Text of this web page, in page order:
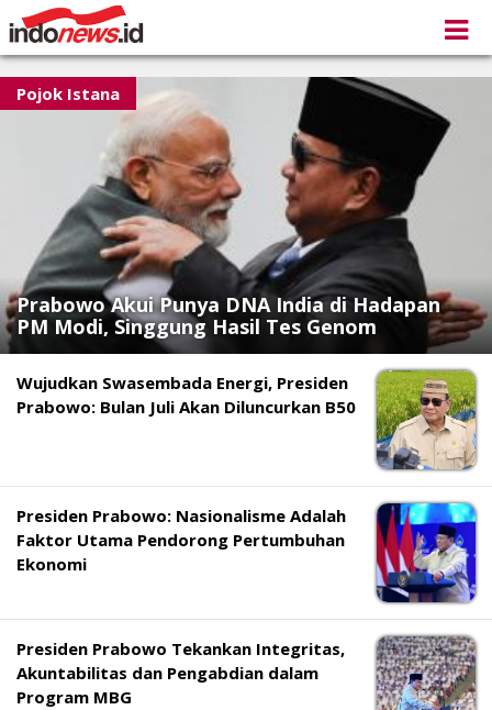
Pojok Istana
Prabowo Akui Punya DNA India di Hadapan
PM Modi, Singgung Hasil Tes Genom
Wujudkan Swasembada Energi, Presiden
Prabowo: Bulan Juli Akan Diluncurkan B50
Presiden Prabowo: Nasionalisme Adalah
Faktor Utama Pendorong Pertumbuhan
Ekonomi
Presiden Prabowo Tekankan Integritas,
Akuntabilitas dan Pengabdian dalam
Program MBG